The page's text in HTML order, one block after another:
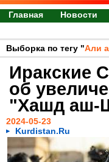
Главная Новости
Выборка по тегу "Али
Иракские
об
"Хашд аш-
2024-05-23
Kurdistan.Ru